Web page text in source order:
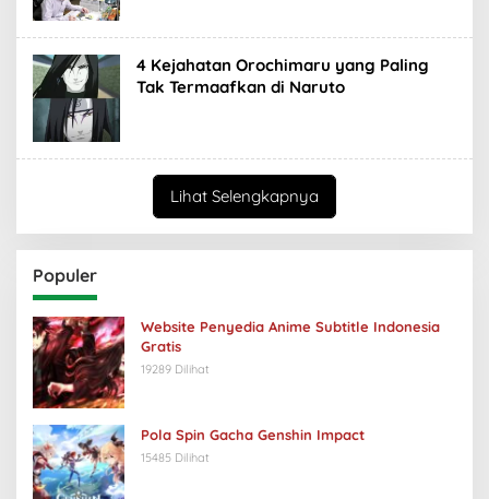
4 Kejahatan Orochimaru yang Paling
Tak Termaafkan di Naruto
Lihat Selengkapnya
Populer
Website Penyedia Anime Subtitle Indonesia
Gratis
19289 Dilihat
Pola Spin Gacha Genshin Impact
15485 Dilihat